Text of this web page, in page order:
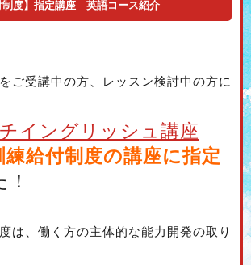
制度】指定講座 英語コース紹介
ご受講中の方、レッスン検討中の方に
イングリッシュ講座
練給付制度の講座に指定
は、働く方の主体的な能力開発の取り